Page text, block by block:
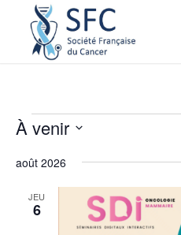
À venir
une
août 2026
JEU
6